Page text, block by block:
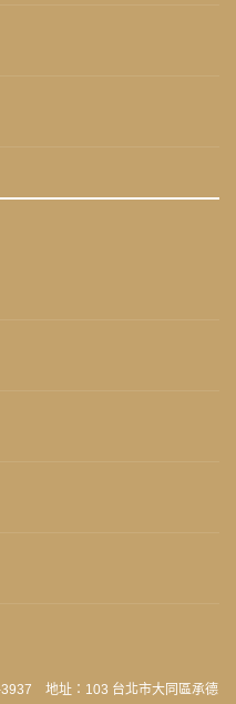
地址：103 台北市大同區承德